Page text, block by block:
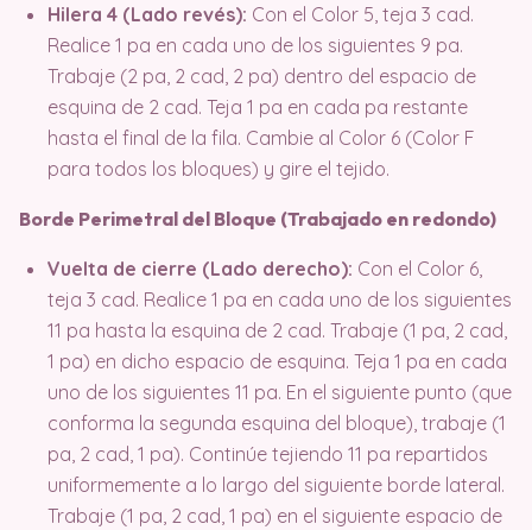
Hilera 4 (Lado revés): Con el Color 5, teja 3 cad.
Realice 1 pa en cada uno de los siguientes 9 pa.
Trabaje (2 pa, 2 cad, 2 pa) dentro del espacio de
esquina de 2 cad. Teja 1 pa en cada pa restante
hasta el final de la fila. Cambie al Color 6 (Color F
para todos los bloques) y gire el tejido.
Borde Perimetral del Bloque (Trabajado en redondo)
Vuelta de cierre (Lado derecho): Con el Color 6,
teja 3 cad. Realice 1 pa en cada uno de los siguientes
11 pa hasta la esquina de 2 cad. Trabaje (1 pa, 2 cad,
1 pa) en dicho espacio de esquina. Teja 1 pa en cada
uno de los siguientes 11 pa. En el siguiente punto (que
conforma la segunda esquina del bloque), trabaje (1
pa, 2 cad, 1 pa). Continúe tejiendo 11 pa repartidos
uniformemente a lo largo del siguiente borde lateral.
Trabaje (1 pa, 2 cad, 1 pa) en el siguiente espacio de